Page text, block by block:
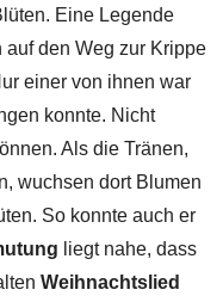
Eine Legende
auf den Weg zur Krippe
einer von ihnen war
konnte. Nicht
Als die Tränen,
wuchsen dort Blumen
So konnte auch er
liegt nahe, dass
Weihnachtslied